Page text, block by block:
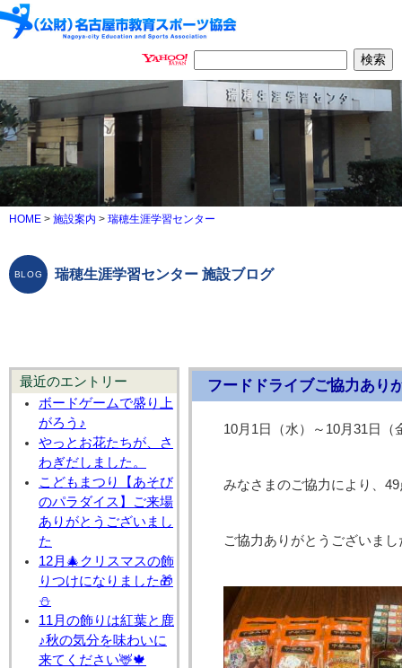
HOME > 施設案内 > 瑞穂生涯学習センター
瑞穂生涯学習センター 施設ブログ
最近のエントリー
ボードゲームで盛り上
がろう♪
やっとお花たちが、さ
わぎだしました。
こどもまつり【あそび
のパラダイス】ご来場
ありがとうございまし
た
12月🎄クリスマスの飾
りつけになりました🎁
⛄
11月の飾りは紅葉と鹿
♪秋の気分を味わいに
来てください🦌🍁
フードドライブご協力あり
10月1日（水）～10月31日
みなさまのご協力により、
ご協力ありがとうございまし